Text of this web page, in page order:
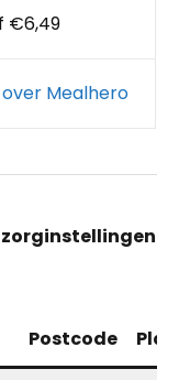
€6,49
Mealhero
Postcode